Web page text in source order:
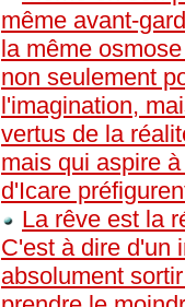
même avant-
la même
non seulement
l'imagination,
vertus de la
mais qui aspire
d'Icare
La rêve est la
C'est à dire d'un
absolument